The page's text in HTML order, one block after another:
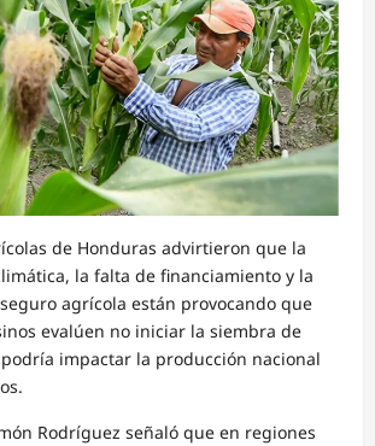
de Honduras advirtieron que la
la falta de financiamiento y la
agrícola están provocando que
evalúen no iniciar la siembra de
impactar la producción nacional
Rodríguez señaló que en regiones